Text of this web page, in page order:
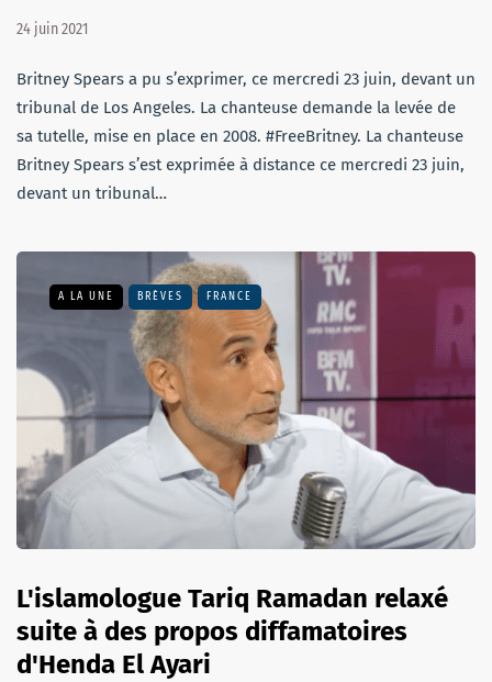
24 juin 2021
Britney Spears a pu s’exprimer, ce mercredi 23 juin, devant un
tribunal de Los Angeles. La chanteuse demande la levée de
sa tutelle, mise en place en 2008. #FreeBritney. La chanteuse
Britney Spears s’est exprimée à distance ce mercredi 23 juin,
devant un tribunal…
A LA UNE BRÈVES FRANCE
L'islamologue Tariq Ramadan relaxé
suite à des propos diffamatoires
d'Henda El Ayari